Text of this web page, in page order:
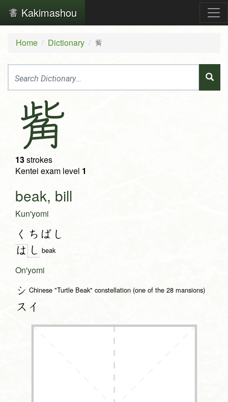
Kakimashou
Home Dictionary 觜
觜
13strokes
Kentei exam level 1
beak, bill
Kun'yomi
くちばし
は し beak
On'yomi
シ Chinese "Turtle Beak" constellation (one of the 28 mansions)
スイ